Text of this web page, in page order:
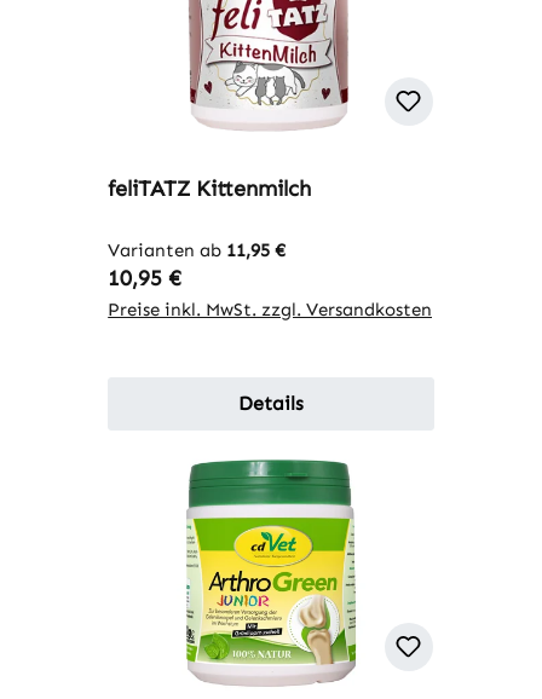
feliTATZ Kittenmilch
Varianten ab 11,95 €
Regulärer Preis:
10,95 €
Preise inkl. MwSt. zzgl. Versandkosten
Details